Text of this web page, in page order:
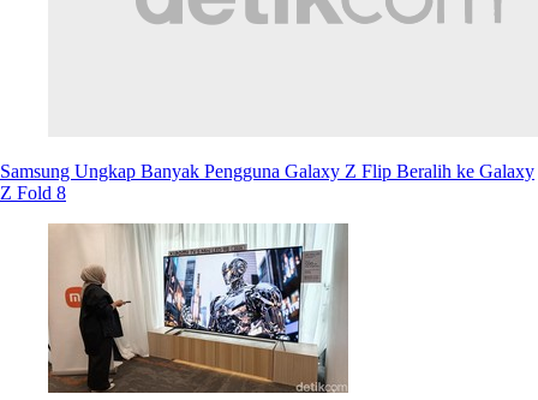
Samsung Ungkap Banyak Pengguna Galaxy Z Flip Beralih ke Galaxy
Z Fold 8